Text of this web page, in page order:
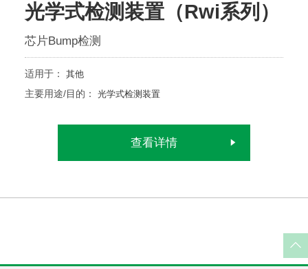
光学式检测装置（Rwi系列）
芯片Bump检测
适用于： 其他
主要用途/目的： 光学式检测装置
查看详情